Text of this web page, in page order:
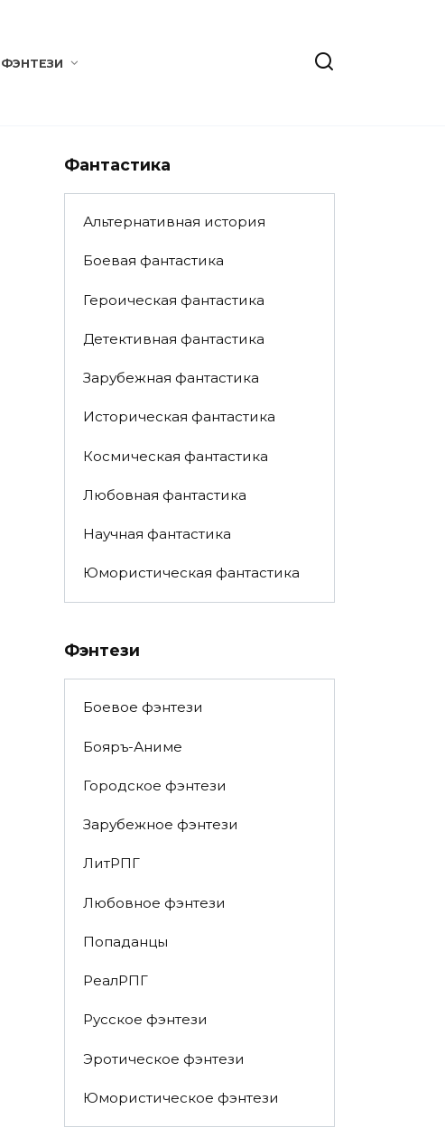
ФЭНТЕЗИ
Фантастика
Альтернативная история
Боевая фантастика
Героическая фантастика
Детективная фантастика
Зарубежная фантастика
Историческая фантастика
Космическая фантастика
Любовная фантастика
Научная фантастика
Юмористическая фантастика
Фэнтези
Боевое фэнтези
Бояръ-Аниме
Городское фэнтези
Зарубежное фэнтези
ЛитРПГ
Любовное фэнтези
Попаданцы
РеалРПГ
Русское фэнтези
Эротическое фэнтези
Юмористическое фэнтези